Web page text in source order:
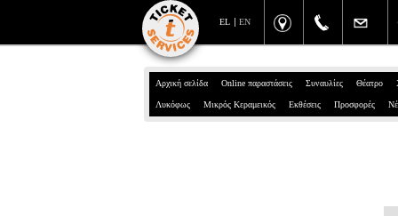
EN
EL
Αρχική σελίδα Online παραστάσεις Συναυλίες Θέατρο
Λυκόφως Μικρός Κεραμεικός Εκθέσεις Προσφορές